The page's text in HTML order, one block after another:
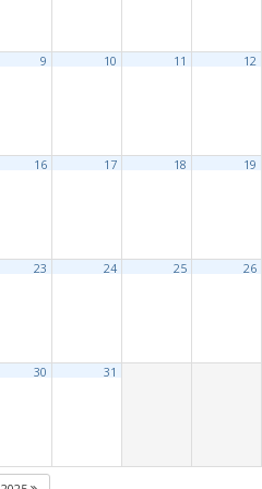
9 10 11 12
16 17 18 19
23 24 25 26
30 31